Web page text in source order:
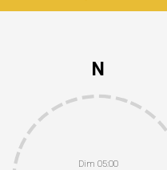
Dim 05:00
N